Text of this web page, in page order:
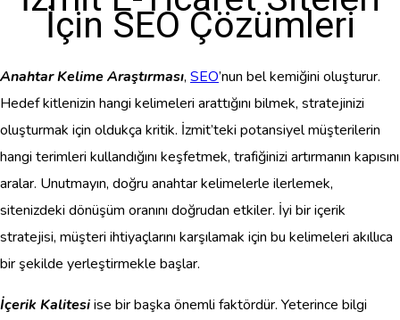
İçin SEO Çözümleri
Anahtar Kelime Araştırması, SEO’nun bel kemiğini oluşturur.
Hedef kitlenizin hangi kelimeleri arattığını bilmek, stratejinizi
oluşturmak için oldukça kritik. İzmit’teki potansiyel müşterilerin
hangi terimleri kullandığını keşfetmek, trafiğinizi artırmanın kapısını
aralar. Unutmayın, doğru anahtar kelimelerle ilerlemek,
sitenizdeki dönüşüm oranını doğrudan etkiler. İyi bir içerik
stratejisi, müşteri ihtiyaçlarını karşılamak için bu kelimeleri akıllıca
bir şekilde yerleştirmekle başlar.
İçerik Kalitesiise bir başka önemli faktördür. Yeterince bilgi